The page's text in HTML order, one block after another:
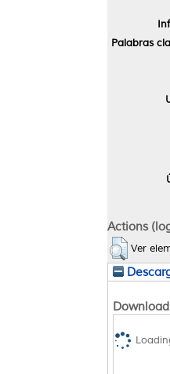
Palabras
Actions
Ver